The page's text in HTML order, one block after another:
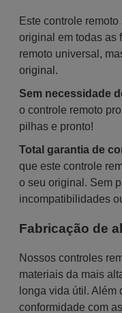
Este controle
original em todas as
remoto universal,
original.
Sem necessidade
o controle remoto
pilhas e pronto!
Total garantia de
que este controle
o seu original. Sem
incompatibilidades
Fabricação de
Nossos controles
materiais da mais
longa vida útil. Além
conformidade com